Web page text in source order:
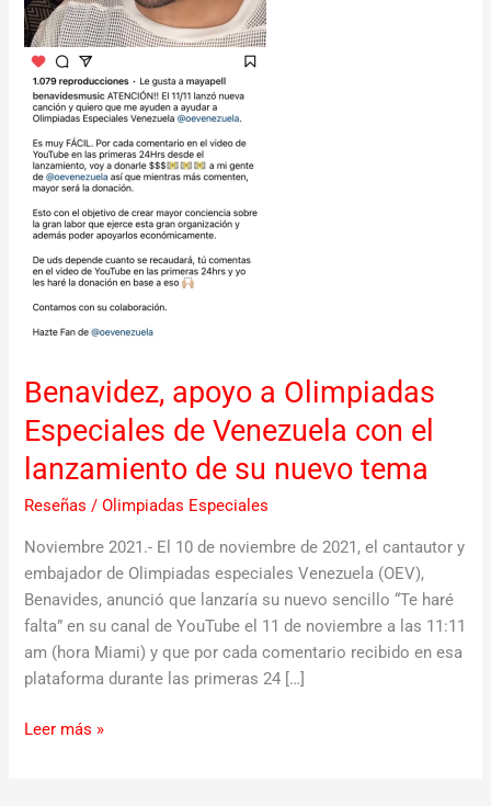
Benavidez, apoyo a Olimpiadas
Especiales de Venezuela con el
lanzamiento de su nuevo tema
Reseñas /Olimpiadas Especiales
Noviembre 2021.- El 10 de noviembre de 2021, el cantautor y
embajador de Olimpiadas especiales Venezuela (OEV),
Benavides, anunció que lanzaría su nuevo sencillo “Te haré
falta” en su canal de YouTube el 11 de noviembre a las 11:11
am (hora Miami) y que por cada comentario recibido en esa
plataforma durante las primeras 24 […]
el
lanzamiento
de
su
tema
Leer más »